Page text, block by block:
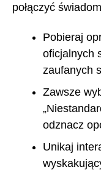
połączyć
Pobieraj
oficjalnych
zaufanych
Zawsze
odznacz
Unikaj